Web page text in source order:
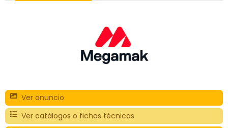
Ver anuncio
Ver catálogos o fichas técnicas